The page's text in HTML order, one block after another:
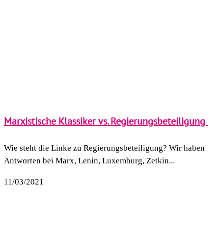
Marxistische Klassiker vs. Regierungsbeteiligung
Wie steht die Linke zu Regierungsbeteiligung? Wir haben
Antworten bei Marx, Lenin, Luxemburg, Zetkin...
11/03/2021